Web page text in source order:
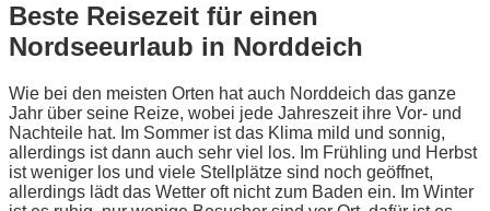
Beste Reisezeit für einen
Nordseeurlaub in Norddeich
Wie bei den meisten Orten hat auch Norddeich das ganze
Jahr über seine Reize, wobei jede Jahreszeit ihre Vor- und
Nachteile hat. Im Sommer ist das Klima mild und sonnig,
allerdings ist dann auch sehr viel los. Im Frühling und Herbst
ist weniger los und viele Stellplätze sind noch geöffnet,
allerdings lädt das Wetter oft nicht zum Baden ein. Im Winter